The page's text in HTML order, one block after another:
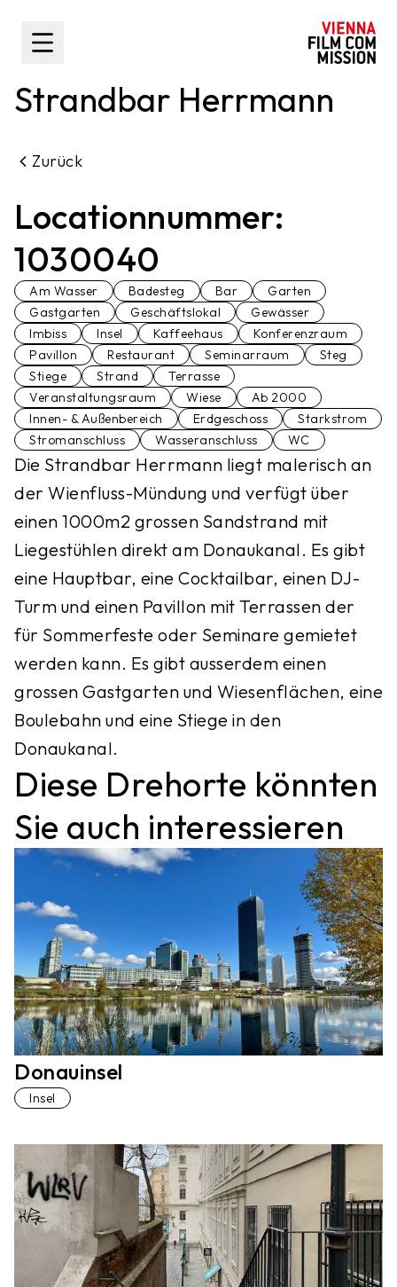
Toggle Sidebar
Strandbar Herrmann
Zurück
Locationnummer:
1030040
Am Wasser Badesteg Bar
Garten
Gastgarten
Geschäftslokal
Gewässer
Imbiss
Insel Kaffeehaus
Konferenzraum
Pavillon
Restaurant Seminarraum
Steg
Stiege
Strand
Terrasse
Veranstaltungsraum
Wiese
Ab 2000
Innen- & Außenbereich
Erdgeschoss
Starkstrom
Stromanschluss
Wasseranschluss WC
Die Strandbar Herrmann liegt malerisch an
der Wienfluss-Mündung und verfügt über
einen 1000m2 grossen Sandstrand mit
Liegestühlen direkt am Donaukanal. Es gibt
eine Hauptbar, eine Cocktailbar, einen DJ-
Turm und einen Pavillon mit Terrassen der
für Sommerfeste oder Seminare gemietet
werden kann. Es gibt ausserdem einen
grossen Gastgarten und Wiesenflächen, eine
Boulebahn und eine Stiege in den
Donaukanal.
Diese Drehorte könnten
Sie auch interessieren
Donauinsel
Insel